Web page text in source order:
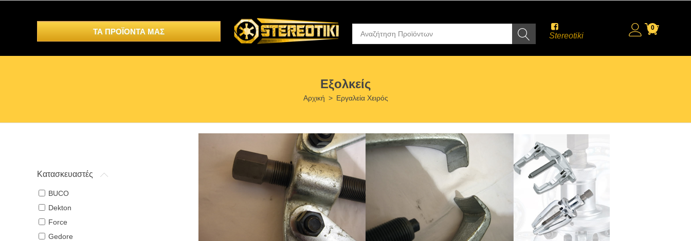
ΤΑ ΠΡΟΪΟΝΤΑ ΜΑΣ Stereotiki
0
Εξολκείς
Αρχική > Εργαλεία Χειρός
Κατασκευαστές
BUCO
Dekton
Force
Gedore